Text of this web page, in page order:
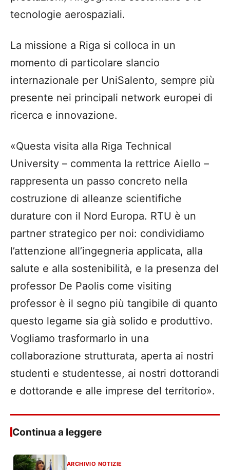
tecnologie aerospaziali.
La missione a Riga si colloca in un
momento di particolare slancio
internazionale per UniSalento, sempre più
presente nei principali network europei di
ricerca e innovazione.
«Questa visita alla Riga Technical
University – commenta la rettrice Aiello –
rappresenta un passo concreto nella
costruzione di alleanze scientifiche
durature con il Nord Europa. RTU è un
partner strategico per noi: condividiamo
l’attenzione all’ingegneria applicata, alla
salute e alla sostenibilità, e la presenza del
professor De Paolis come visiting
professor è il segno più tangibile di quanto
questo legame sia già solido e produttivo.
Vogliamo trasformarlo in una
collaborazione strutturata, aperta ai nostri
studenti e studentesse, ai nostri dottorandi
e dottorande e alle imprese del territorio».
Continua a leggere
ARCHIVIO NOTIZIE